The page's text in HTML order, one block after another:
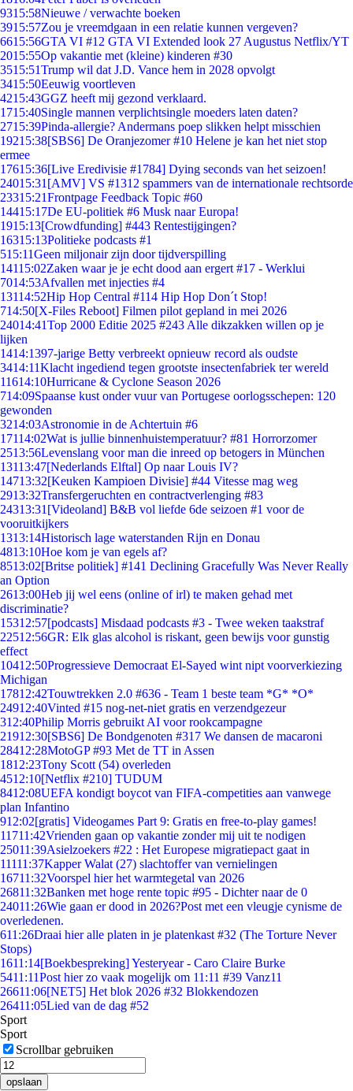
9315:58Nieuwe / verwachte boeken
3915:57Zou je vreemdgaan in een relatie kunnen vergeven?
6615:56GTA VI #12 GTA VI Extended look 27 Augustus Netflix/YT
2015:55Op vakantie met (kleine) kinderen #30
3515:51Trump wil dat J.D. Vance hem in 2028 opvolgt
3415:50Eeuwig voortleven
4215:43GGZ heeft mij gezond verklaard.
1715:40Single mannen verplichtsingle moeders laten daten?
2715:39Pinda-allergie? Andermans poep slikken helpt misschien
19215:38[SBS6] De Oranjezomer #10 Helene je kan het niet stop
ermee
17615:36[Live Eredivisie #1784] Dying seconds van het seizoen!
24015:31 [AMV] VS #1312 spammers van de internationale rechtsorde
23315:21Frontpage Feedback Topic #60
14415:17De EU-politiek #6 Musk naar Europa!
1915:13[Crowdfunding] #443 Rentestijgingen?
16315:13Politieke podcasts #1
515:11Geen miljonair zijn door tijdverspilling
14115:02Zaken waar je je echt dood aan ergert #17 - Werklui
7014:53Afvallen met injecties #4
13114:52Hip Hop Central #114 Hip Hop Don´t Stop!
714:50[X-Files Reboot] Filmen pilot gepland in mei 2026
24014:41Top 2000 Editie 2025 #243 Alle dikzakken willen op je
lijken
1414:1397-jarige Betty verbreekt opnieuw record als oudste
3414:11Klacht ingediend tegen grootste insectenfabriek ter wereld
11614:10Hurricane & Cyclone Season 2026
714:09Spaanse kust onder vuur van Portugese oorlogsschepen: 120
gewonden
3214:03Astronomie in de Achtertuin #6
17114:02Wat is jullie binnenhuistemperatuur? #81 Horrorzomer
2513:56Levenslang voor man die inreed op betogers in München
13113:47[Nederlands Elftal] Op naar Louis IV?
14713:32[Keuken Kampioen Divisie] #44 Vitesse mag weg
2913:32Transfergeruchten en contractverlenging #83
24313:31 [Videoland] B&B vol liefde 6de seizoen #1 voor de
vooruitkijkers
1313:14Historisch lage waterstanden Rijn en Donau
4813:10Hoe kom je van egels af?
8513:02[Britse politiek] #141 Declining Gracefully Was Never Really
an Option
2613:00Heb jij wel eens (online of irl) te maken gehad met
discriminatie?
15312:57[podcasts] Misdaad podcasts #3 - Twee weken taakstraf
22512:56GR: Elk glas alcohol is riskant, geen bewijs voor gunstig
effect
10412:50Progressieve Democraat El-Sayed wint nipt voorverkiezing
Michigan
17812:42Touwtrekken 2.0 #636 - Team 1 beste team *G* *O*
24912:40Vinted #15 nog-net-niet gratis en verzendgezeur
312:40Philip Morris gebruikt AI voor rookcampagne
21912:30[SBS6] De Bondgenoten #317 We dansen de macaroni
28412:28MotoGP #93 Met de TT in Assen
1812:23Tony Scott (54) overleden
4512:10[Netflix #210] TUDUM
8412:08UEFA kondigt boycot van FIFA-competities aan vanwege
plan Infantino
912:02[gratis] Videogames Part 9: Gratis en free-to-play games!
11711:42Vrienden gaan op vakantie zonder mij uit te nodigen
25011:39Asielzoekers #22 : Het Europese migratiepact gaat in
11111:37Kapper Walat (27) slachtoffer van vernielingen
16711:32Voorspel hier het warmtegetal van 2026
26811:32Banken met hoge rente topic #95 - Dichter naar de 0
24011:26Wie gaan er dood in 2026?Post met een vleugje cynisme de
overledenen.
611:26Draai hier alle platen in je platenkast #32 (The Torture Never
Stops)
1611:14[Boekbespreking] Yesteryear - Caro Claire Burke
5411:11Post hier zo vaak mogelijk om 11:11 #39 Vanz11
26611:06[NET5] Het blok 2026 #32 Blokkendozen
26411:05Lied van de dag #52
Sport
Sport
Scrollbar gebruiken
opslaan